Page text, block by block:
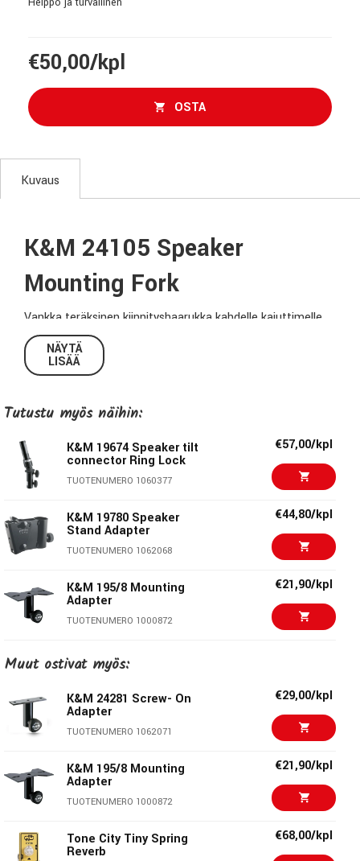
€50,00/kpl
OSTA
Kuvaus
K&M 24105 Speaker
Mounting Fork
Vankka teräksinen kiinnityshaarukka kahdelle kaiuttimelle.
Yhteensopiva kaiutinjalustojen kanssa, joiden halkaisija on
35mm.
Tekniset tiedot:
Jalustatapin koko:35mm x 120mm
Materiaali:
Teräs
Paino:
1,48Kg
König & Meyer
Stands For Music - Since 1949 König & Meyer on
hienostuneiden laatutuotteiden merkki. K&M:n jalustat
tunnetaan nerokkaista ratkaisuistaan, toimivuudestaan ja
kestävyydestään - tekijöinä on 270 työlleen omistautunutta
ammattilaista Saksan Wertheimissa. K&M valmistaa
kahdessa eri tehtaassa Saksassa yli 1500 eri
tuotenimikettä, joita myydään 80 maahan kautta
musiikkiammattilaisten vakiokalustoa.
NÄYTÄ
LISÄÄ
Tutustu myös näihin:
K&M 19674 Speaker tilt
connector Ring Lock
TUOTENUMERO 1060377
€57,00/kpl
K&M 19780 Speaker
Stand Adapter
TUOTENUMERO 1062068
€44,80/kpl
K&M 195/8 Mounting
Adapter
TUOTENUMERO 1000872
€21,90/kpl
K&M 24496B Speaker
Ceiling Mount
TUOTENUMERO 1046277
K&M 24195 Speaker
Wall/Seiling Mount
TUOTENUMERO 1005924
€37,70/kpl
K&M 24185 Speaker
Wall Mount
TUOTENUMERO 1000962
€29,00/kpl
Muut ostivat myös:
K&M 24281 Screw- On
Adapter
TUOTENUMERO 1062071
€29,00/kpl
K&M 195/8 Mounting
Adapter
TUOTENUMERO 1000872
€21,90/kpl
Tone City Tiny Spring
Reverb
€68,00/kpl